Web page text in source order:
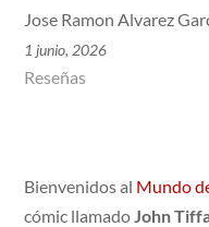
Jose Ramon Alvarez
1 junio, 2026
Reseñas
Bienvenidos al Mundo
cómic llamadoJohn